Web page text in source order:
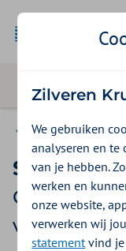
Gemeente
Gemeente
Zilveren
We gebruiken
analyseren en te
van je hebben.
werken en
onze website,
verwerken wij
statementvind je